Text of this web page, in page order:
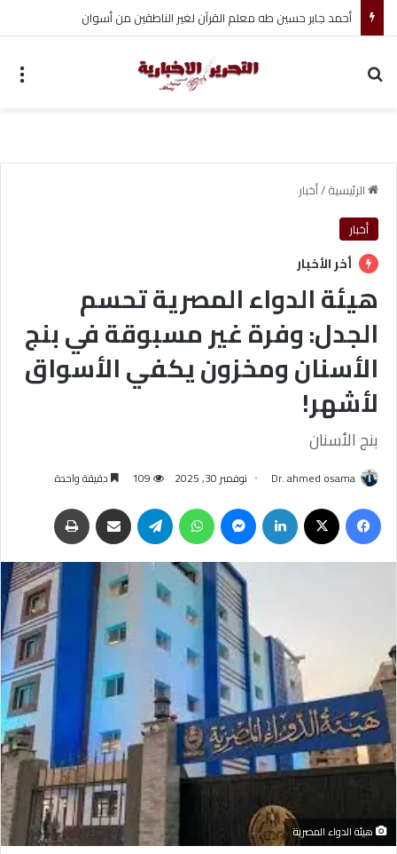
أحمد جابر حسين طه معلم القرآن لغير الناطقين من أسوان
الرئيسية/أخبار
أخبار
أخر الأخبار
هيئة الدواء المصرية تحسم
الجدل: وفرة غير مسبوقة في بنج
الأسنان ومخزون يكفي الأسواق
لأشهر!
بنج الأسنان
Dr. ahmed osama نوفمبر 30, 2025 109 دقيقة واحدة
هيئة الدواء المصرية